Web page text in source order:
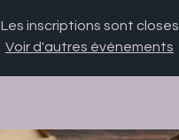
Les inscriptions sont closes
Voir d'autres événements